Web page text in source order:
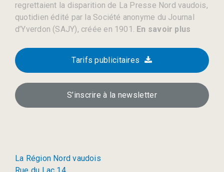
regrettaient la disparition de La Presse Nord vaudois,
quotidien édité par la Société anonyme du Journal
d’Yverdon (SAJY), créée en 1901. En savoir plus
Tarifs publicitaires
S’inscrire à la newsletter
La Région Nord vaudois